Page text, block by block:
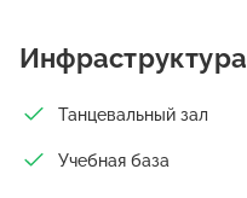
Инфраструктура
Танцевальный зал
Учебная база